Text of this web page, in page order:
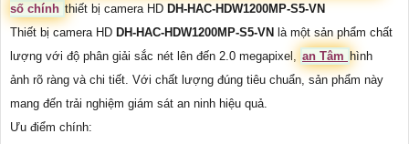
số chính thiết bị camera HD DH-HAC-HDW1200MP-S5-VN
Thiết bị camera HD DH-HAC-HDW1200MP-S5-VN là một sản phẩm chất
lượng với độ phân giải sắc nét lên đến 2.0 megapixel,
an Tâm hình
ảnh rõ ràng và chi tiết. Với chất lượng đúng tiêu chuẩn, sản phẩm này
mang đến trải nghiệm giám sát an ninh hiệu quả.
Ưu điểm chính: